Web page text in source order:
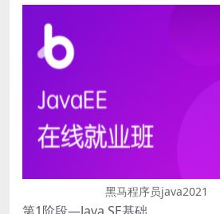
黑马程序员java2021